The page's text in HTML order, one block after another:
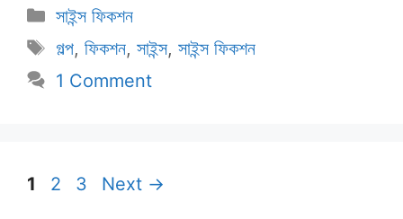
Categories
সাইন্স ফিকশন
Tags
গল্প, ফিকশন, সাইন্স, সাইন্স ফিকশন
1 Comment
Page
1 Page
2 Page
3 Next →